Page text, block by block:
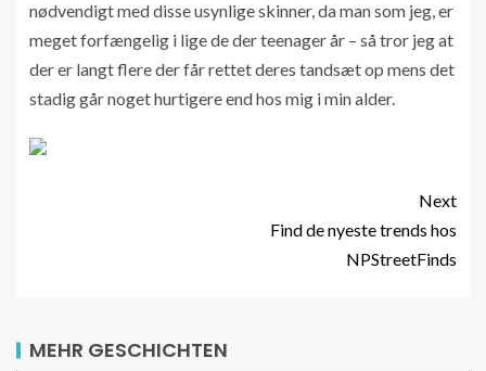
nødvendigt med disse usynlige skinner, da man som jeg, er
meget forfængelig i lige de der teenager år – så tror jeg at
der er langt flere der får rettet deres tandsæt op mens det
stadig går noget hurtigere end hos mig i min alder.
Next
Find de nyeste trends hos
NPStreetFinds
MEHR GESCHICHTEN